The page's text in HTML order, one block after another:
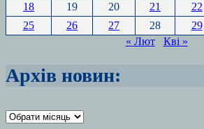
18
19 20 21 22
25
26 27 28 29
« Лют
Кві »
Архів новин:
Архіви